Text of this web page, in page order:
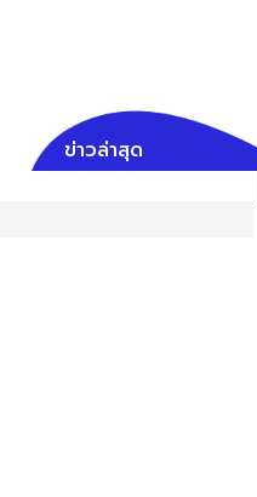
ข่าวล่าสุด